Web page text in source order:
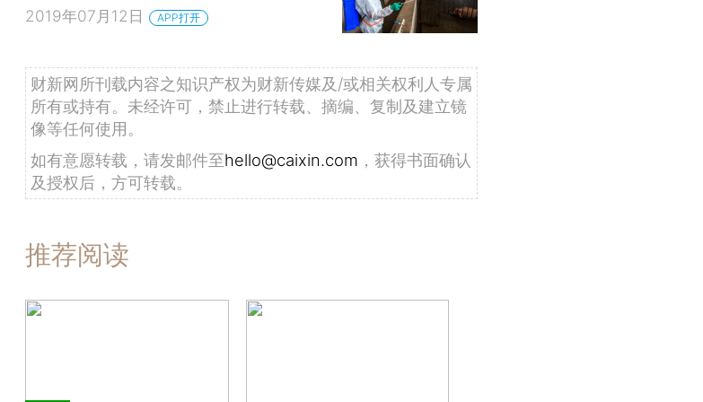
2019年07月12日 APP打开
财新网所刊载内容之知识产权为财新传媒及/或相关权利人专属
所有或持有。未经许可，禁止进行转载、摘编、复制及建立镜
像等任何使用。
如有意愿转载，请发邮件至hello@caixin.com ，获得书面确认
及授权后，方可转载。
推荐阅读